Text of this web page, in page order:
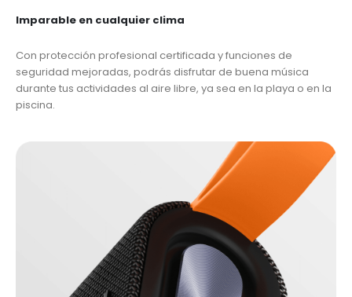
Imparable en cualquier clima
Con protección profesional certificada y funciones de
seguridad mejoradas, podrás disfrutar de buena música
durante tus actividades al aire libre, ya sea en la playa o en la
piscina.